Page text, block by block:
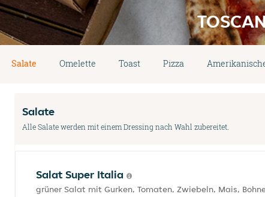
Salate Omelette Toast Pizza
Salate
Alle Salate werden mit einem Dressing nach Wahl zubereitet.
Salat Super Italia
grüner Salat mit Gurken, Tomaten, Zwiebeln, Mais,